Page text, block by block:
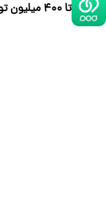
تا ۴۰۰ میلیون تومان